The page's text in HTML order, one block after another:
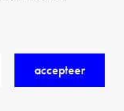
accepteer